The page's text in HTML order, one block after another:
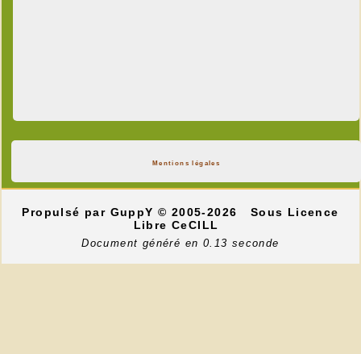
Mentions légales
Propulsé par GuppY© 2005-2026
Sous Licence
Libre CeCILL
Document généré en 0.13 seconde